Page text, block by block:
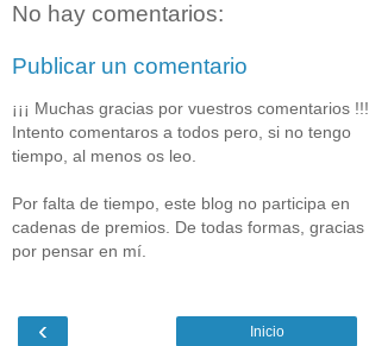
No hay comentarios:
Publicar un comentario
¡¡¡ Muchas gracias por vuestros comentarios !!!
Intento comentaros a todos pero, si no tengo
tiempo, al menos os leo.
Por falta de tiempo, este blog no participa en
cadenas de premios. De todas formas, gracias
por pensar en mí.
‹ Inicio